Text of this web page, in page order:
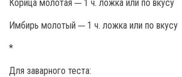
Корица молотая ─ 1 ч. ложка или по вкусу
Имбирь молотый ─ 1 ч. ложка или по вкусу
*
Для заварного теста: